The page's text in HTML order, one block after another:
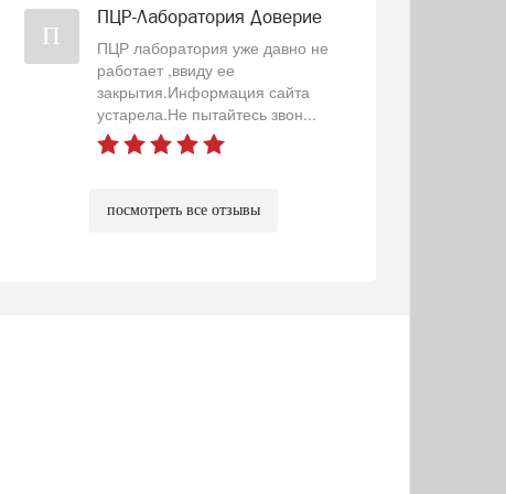
П
ПЦР-Лаборатория Доверие
ПЦР лаборатория уже давно не
работает ,ввиду ее
закрытия.Информация сайта
устарела.Не пытайтесь звон...
посмотреть все отзывы